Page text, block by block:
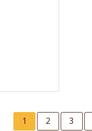
Current
1 Page
2 Page
3